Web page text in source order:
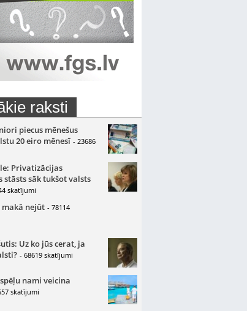
raksti
piecus mēnešus
20 eiro mēnesī - 23686
Privatizācijas
stāsts sāk tukšot valsts
skatījumi
nejūt - 78114
Uz ko jūs cerat, ja
- 68619 skatījumi
nami veicina
skatījumi